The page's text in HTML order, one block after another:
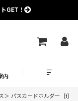
GET！
内
＞ パスカードホルダー［t］